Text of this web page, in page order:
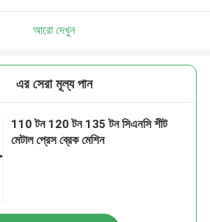
আরো দেখুন
এর সেরা মূল্য পান
110 টন 120 টন 135 টন সিএনসি শীট
মেটাল প্রেস ব্রেক মেশিন